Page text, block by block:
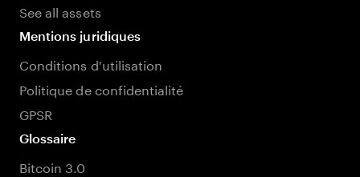
See all assets
Mentions juridiques
Conditions d'utilisation
Politique de confidentialité
GPSR
Glossaire
Bitcoin 3.0